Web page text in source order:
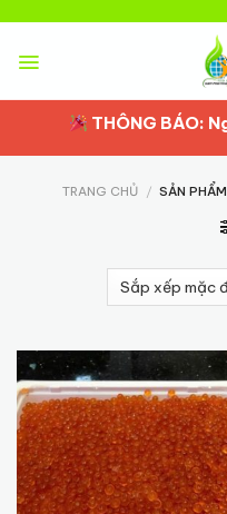
content
THÔNG BÁO:
TRANG CHỦ / SẢN